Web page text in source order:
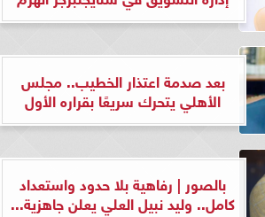
بعد صدمة اعتذار الخطيب.. مجلس
الأهلي يتحرك سريعًا بقراره الأول
بالصور | رفاهية بلا حدود واستعداد
كامل.. وليد نبيل العلي يعلن جاهزية...